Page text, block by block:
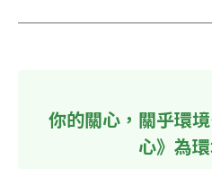
你的關心，關乎環
心》為